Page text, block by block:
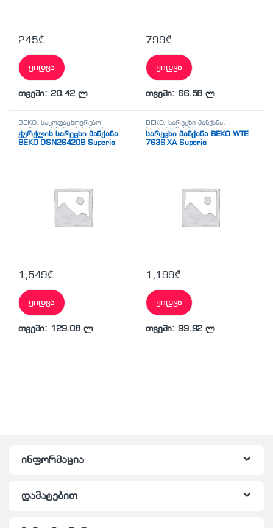
245₾
ყიდვა
თვეში: 20.42 ლ
799₾
ყიდვა
თვეში: 66.58 ლ
BEKO,საყოფაცხოვრებო
ტექნიკა
ჭურჭლის სარეცხი
მანქანა
ჭურჭლის სარეცხი მანქანა
BEKO DSN26420B Superia
1,549₾
ყიდვა
თვეში: 129.08 ლ
BEKO,სარეცხი მანქანა,
სარეცხი მანქანა,
საყოფაცხოვრებო ტექნიკა
სარეცხი მანქანა BEKO WTE
7636 XA Superia
1,199₾
ყიდვა
თვეში: 99.92 ლ
ინფორმაცია
დამატებით